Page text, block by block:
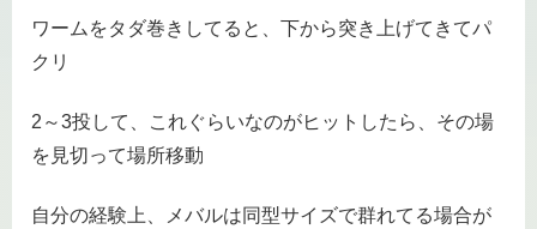
ワームをタダ巻きしてると、下から突き上げてきてパ
クリ
2～3投して、これぐらいなのがヒットしたら、その場
を見切って場所移動
自分の経験上、メバルは同型サイズで群れてる場合が